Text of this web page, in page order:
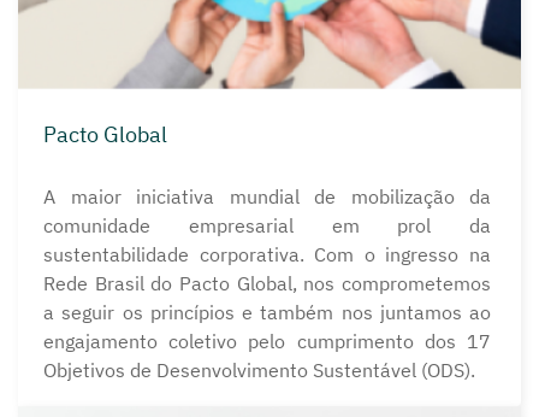
Pacto Global
A maior iniciativa mundial de mobilização da
comunidade empresarial em prol da
sustentabilidade corporativa. Com o ingresso na
Rede Brasil do Pacto Global, nos comprometemos
a seguir os princípios e também nos juntamos ao
engajamento coletivo pelo cumprimento dos 17
Objetivos de Desenvolvimento Sustentável (ODS).